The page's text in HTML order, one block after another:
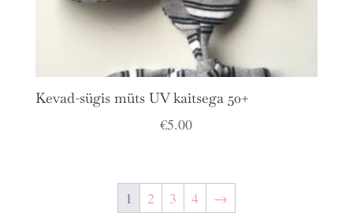
Kevad-sügis müts UV kaitsega 50+
€5.00
1 2 3 4 →